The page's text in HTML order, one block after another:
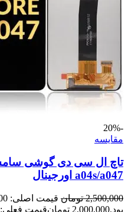
-20%
مقايسه
a04s/a047 اورجینال
2,500,000 تومان
بود.2,000,000 تومانقیمت فعلی: 2,000,000 تومان.